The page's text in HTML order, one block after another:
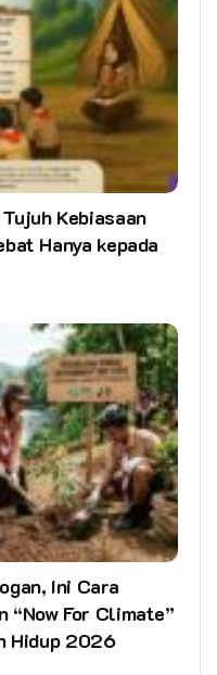
Kebiasaan
Hanya kepada
Ini Cara
“Now For Climate”
Hidup 2026